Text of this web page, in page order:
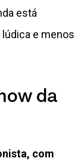
está
e menos
da
com